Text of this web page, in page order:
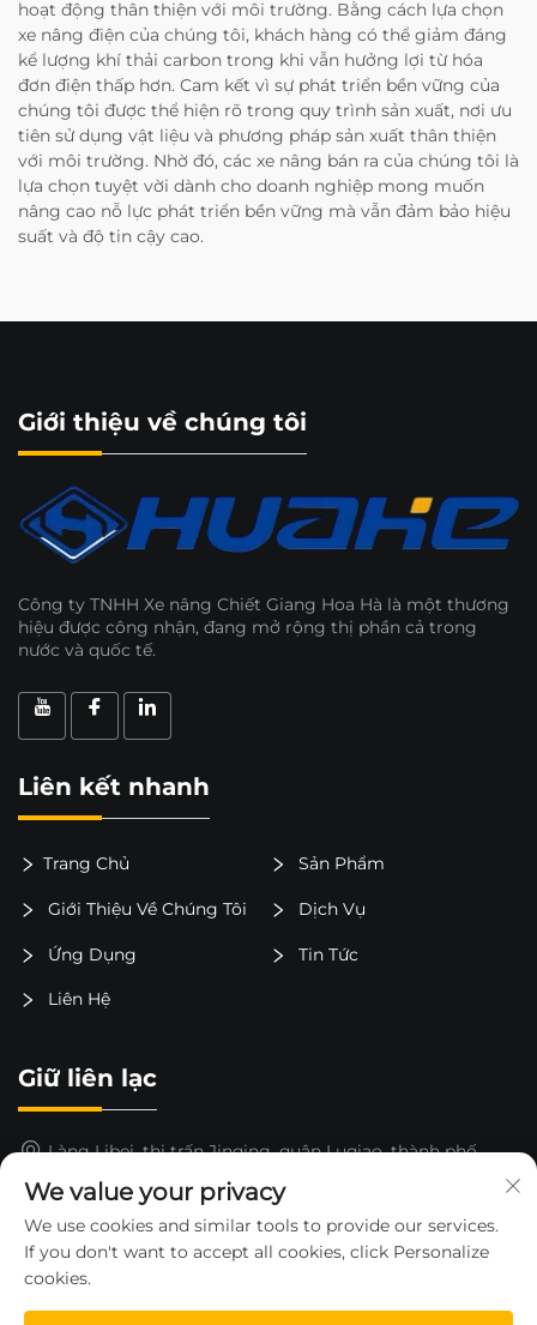
hoạt động thân thiện với môi trường. Bằng cách lựa chọn
xe nâng điện của chúng tôi, khách hàng có thể giảm đáng
kể lượng khí thải carbon trong khi vẫn hưởng lợi từ hóa
đơn điện thấp hơn. Cam kết vì sự phát triển bền vững của
chúng tôi được thể hiện rõ trong quy trình sản xuất, nơi ưu
tiên sử dụng vật liệu và phương pháp sản xuất thân thiện
với môi trường. Nhờ đó, các xe nâng bán ra của chúng tôi là
lựa chọn tuyệt vời dành cho doanh nghiệp mong muốn
nâng cao nỗ lực phát triển bền vững mà vẫn đảm bảo hiệu
suất và độ tin cậy cao.
Giới thiệu về chúng tôi
Công ty TNHH Xe nâng Chiết Giang Hoa Hà là một thương
hiệu được công nhận, đang mở rộng thị phần cả trong
nước và quốc tế.
Liên kết nhanh
Trang Chủ Sản Phẩm
Giới Thiệu Về Chúng Tôi Dịch Vụ
Ứng Dụng Tin Tức
Liên Hệ
Giữ liên lạc
Làng Libei, thị trấn Jinqing, quận Luqiao, thành phố
15325652000
[email protected]
We value your privacy
We use cookies and similar tools to provide our services.
If you don't want to accept all cookies, click Personalize
cookies.